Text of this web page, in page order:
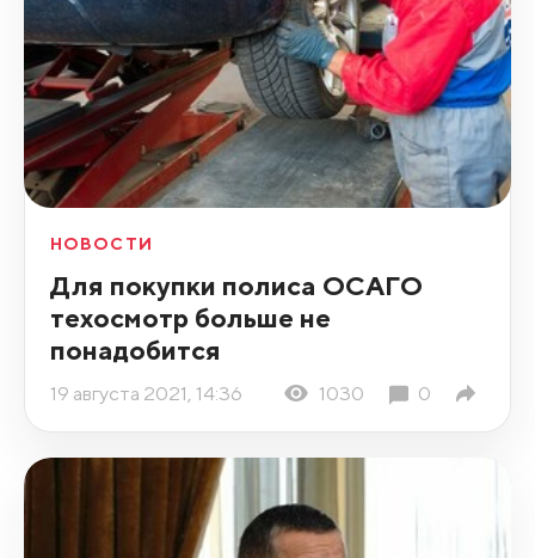
НОВОСТИ
Для покупки полиса ОСАГО
техосмотр больше не
понадобится
19 августа 2021, 14:36 1030 0